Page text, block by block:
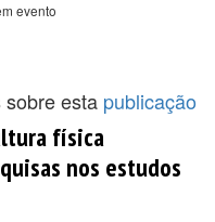
evento
sobre esta publicação
física
nos estudos